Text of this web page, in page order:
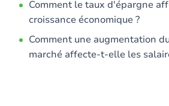
Comment le taux d'épargne
croissance économique ?
Comment une augmentation
marché affecte-t-elle les